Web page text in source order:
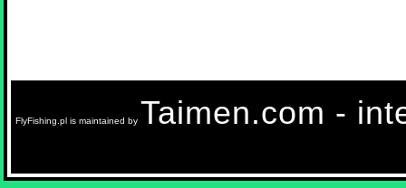
FlyFishing.pl is maintained by Taimen.com -